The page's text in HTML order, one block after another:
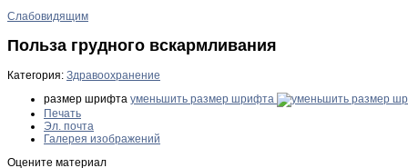
Слабовидящим
Польза грудного вскармливания
Категория: Здравоохранение
размер шрифта уменьшить размер шрифта
Печать
Эл. почта
Галерея изображений
Оцените материал